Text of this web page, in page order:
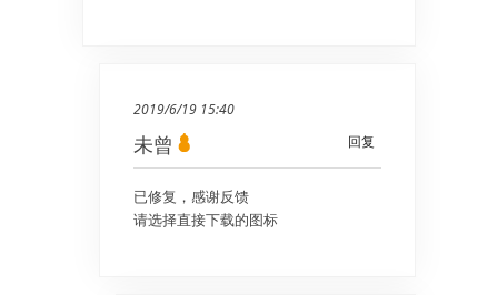
2019/6/19 15:40
回复
未曾
已修复，感谢反馈
请选择直接下载的图标